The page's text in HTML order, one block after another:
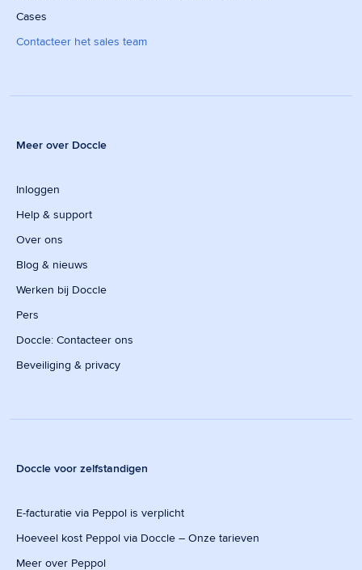
Cases
Contacteer het sales team
Meer over Doccle
Inloggen
Help & support
Over ons
Blog & nieuws
Werken bij Doccle
Pers
Doccle: Contacteer ons
Beveiliging & privacy
Doccle voor zelfstandigen
E-facturatie via Peppol is verplicht
Hoeveel kost Peppol via Doccle – Onze tarieven
Meer over Peppol